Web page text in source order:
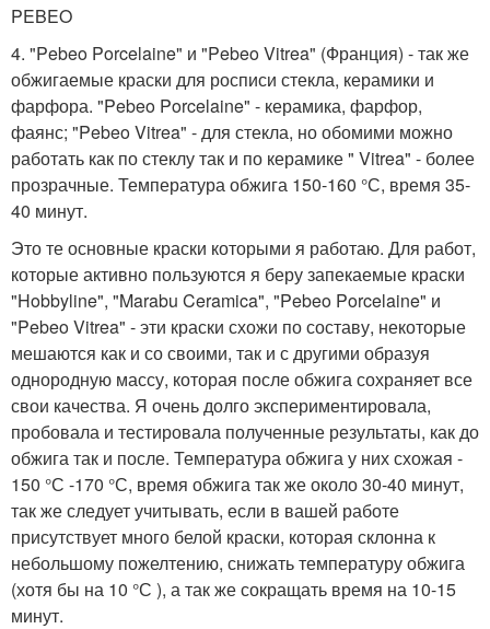
PEBEO
4. "Pebeo Porcelaine" и "Pebeo Vitrea" (Франция) - так же
обжигаемые краски для росписи стекла, керамики и
фарфора. "Pebeo Porcelaine" - керамика, фарфор,
фаянс; "Pebeo Vitrea" - для стекла, но обомими можно
работать как по стеклу так и по керамике " Vitrea" - более
прозрачные. Температура обжига 150-160 °С, время 35-
40 минут.
Это те основные краски которыми я работаю. Для работ,
которые активно пользуются я беру запекаемые краски
"Hobbyline", "Marabu Ceramica", "Pebeo Porcelaine" и
"Pebeo Vitrea" - эти краски схожи по составу, некоторые
мешаются как и со своими, так и с другими образуя
однородную массу, которая после обжига сохраняет все
свои качества. Я очень долго экспериментировала,
пробовала и тестировала полученные результаты, как до
обжига так и после. Температура обжига у них схожая -
150 °С -170 °С, время обжига так же около 30-40 минут,
так же следует учитывать, если в вашей работе
присутствует много белой краски, которая склонна к
небольшому пожелтению, снижать температуру обжига
(хотя бы на 10 °С ), а так же сокращать время на 10-15
минут.